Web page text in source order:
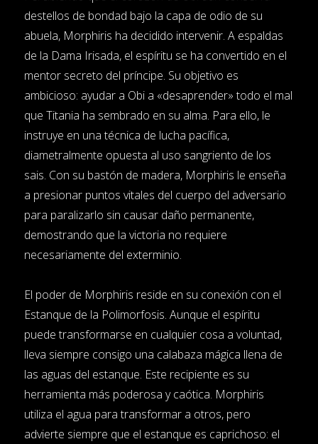
destellos de bondad bajo la capa de odio de su
abuela, Morphiris ha decidido intervenir. A espaldas
de la Dama Irisada, el espíritu se ha convertido en el
mentor secreto del príncipe. Su objetivo es
ambicioso: ayudar a Obi a «desaprender» todo el mal
que Titania ha sembrado en su alma. Para ello, le
instruye en una técnica de lucha pacífica,
diametralmente opuesta al uso sangriento de los
sais. Con su bastón de madera, Morphiris le enseña
a presionar puntos vitales del cuerpo del adversario
para paralizarlo sin causar daño permanente,
demostrando que la victoria no requiere
necesariamente del exterminio.
El poder de Morphiris reside en su conexión con el
Estanque de la Polimorfosis. Aunque el espíritu
puede transformarse en cualquier cosa a voluntad,
lleva siempre consigo una calabaza mágica llena de
las aguas del estanque. Este recipiente es su
herramienta más poderosa y caótica. Morphiris
utiliza el agua para transformar a otros, pero
advierte siempre que el estanque es caprichoso: el